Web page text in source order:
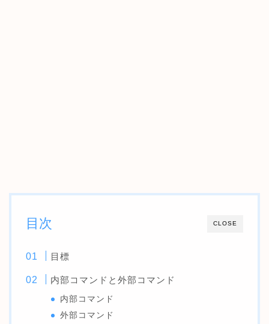
CLOSE
目次
目標
内部コマンドと外部コマンド
内部コマンド
外部コマンド